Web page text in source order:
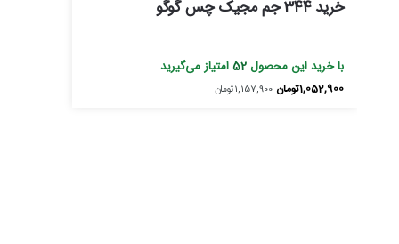
خرید 344 جم مجیک چس گوگو
با خرید این محصول52امتیاز می‌گیرید
1,157,900تومان 1,052,900تومان